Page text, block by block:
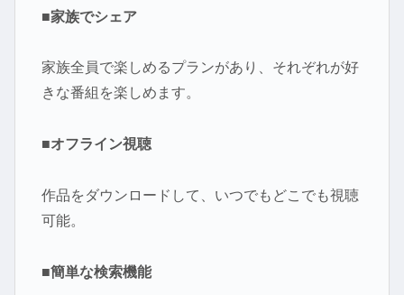
■家族でシェア
家族全員で楽しめるプランがあり、それぞれが好
きな番組を楽しめます。
■オフライン視聴
作品をダウンロードして、いつでもどこでも視聴
可能。
■簡単な検索機能